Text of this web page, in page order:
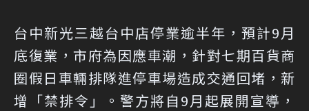
台中新光三越台中店停業逾半年，預計9月
底復業，市府為因應車潮，針對七期百貨商
圈假日車輛排隊進停車場造成交通回堵，新
增「禁排令」。警方將自9月起展開宣導，